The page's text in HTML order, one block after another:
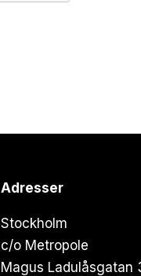
Adresser
Stockholm
c/o Metropole
Magus Ladulåsgatan